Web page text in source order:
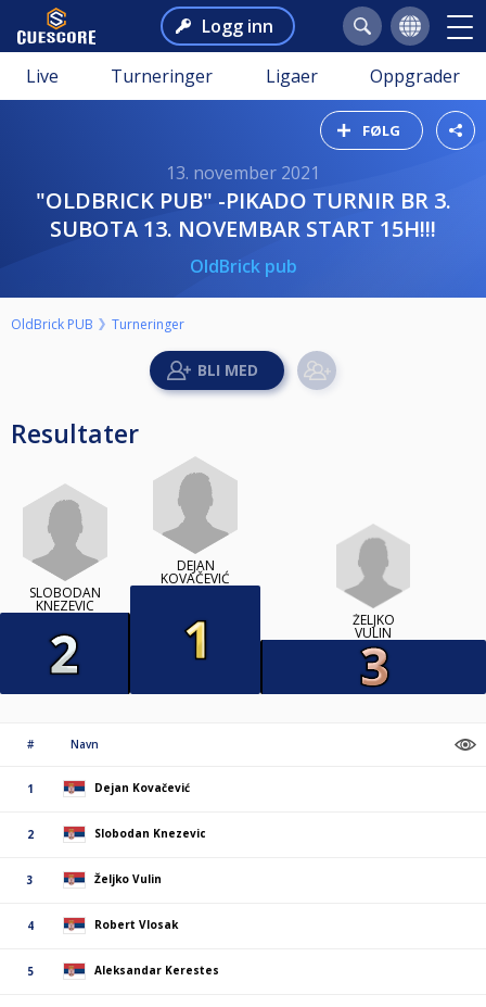
Logg inn
Live Turneringer Ligaer Oppgrader
FØLG
13. november 2021
"OLDBRICK PUB" -PIKADO TURNIR BR 3.
SUBOTA 13. NOVEMBAR START 15H!!!
OldBrick pub
OldBrick PUB Turneringer
Resultater
SLOBODAN
KNEZEVIC
DEJAN
KOVAČEVIĆ
ŽELJKO
VULIN
# Navn
1 Dejan Kovačević
2 Slobodan Knezevic
3 Željko Vulin
4 Robert Vlosak
5 Aleksandar Kerestes